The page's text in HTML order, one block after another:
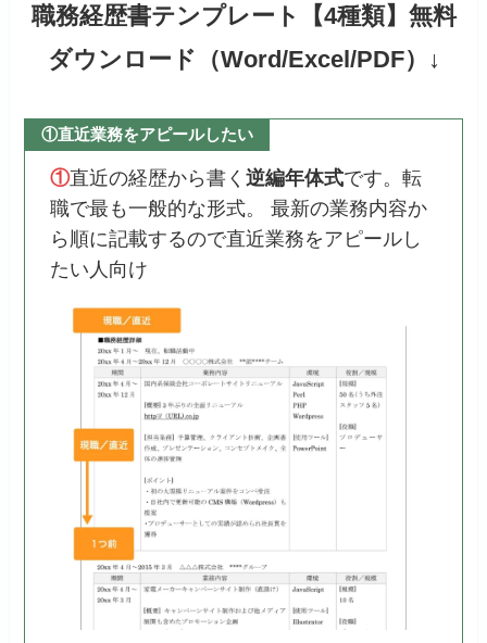
職務経歴書テンプレート【4種類】無料
ダウンロード（Word/Excel/PDF）↓
①直近業務をアピールしたい
①直近の経歴から書く 逆編年体式です。転
職で最も一般的な形式。 最新の業務内容か
ら順に記載するので直近業務をアピールし
たい人向け